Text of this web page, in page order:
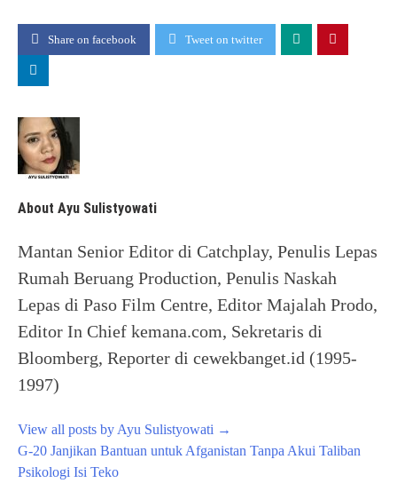
Share on facebook Tweet on twitter
About Ayu Sulistyowati
Mantan Senior Editor di Catchplay, Penulis Lepas
Rumah Beruang Production, Penulis Naskah
Lepas di Paso Film Centre, Editor Majalah Prodo,
Editor In Chief kemana.com, Sekretaris di
Bloomberg, Reporter di cewekbanget.id (1995-
1997)
View all posts by Ayu Sulistyowati →
Post
navigation
G-20 Janjikan Bantuan untuk Afganistan Tanpa Akui Taliban
Psikologi Isi Teko